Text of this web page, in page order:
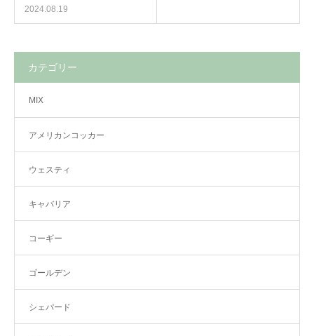
2024.08.19
カテゴリー
MIX
アメリカンコッカー
ウェスティ
キャバリア
コーギー
ゴールデン
シェパード